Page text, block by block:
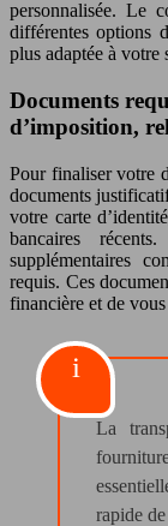
personnalisée. Le
différentes options
plus adaptée à votre
Documents
d’imposition,
Pour finaliser votre
documents
votre carte
bancaires
supplémentaires
requis. Ces
financière et de
La
rapide